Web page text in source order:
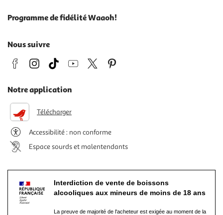
Programme de fidélité Waaoh!
Nous suivre
Notre application
Télécharger
Accessibilité : non conforme
Espace sourds et malentendants
Interdiction de vente de boissons
alcooliques aux mineurs de moins de 18 ans
La preuve de majorité de l'acheteur est exigée au moment de la